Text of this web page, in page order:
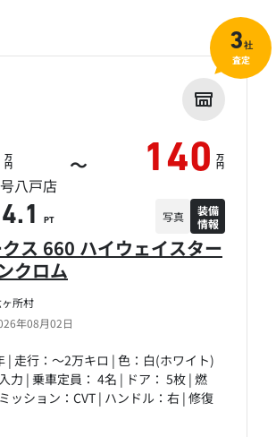
所村
年08月02日
ス 660 ハイウェイスター
クロム
| 走行：～2万キロ | 色：白(ホワイト)
力 | 乗車定員： 4名 | ドア： 5枚 | 燃
ッション：CVT | ハンドル：右 | 修復
万
円 ～ 140 万
円
八戸店
4.1 PT 写真
装備
情報
3社
査定